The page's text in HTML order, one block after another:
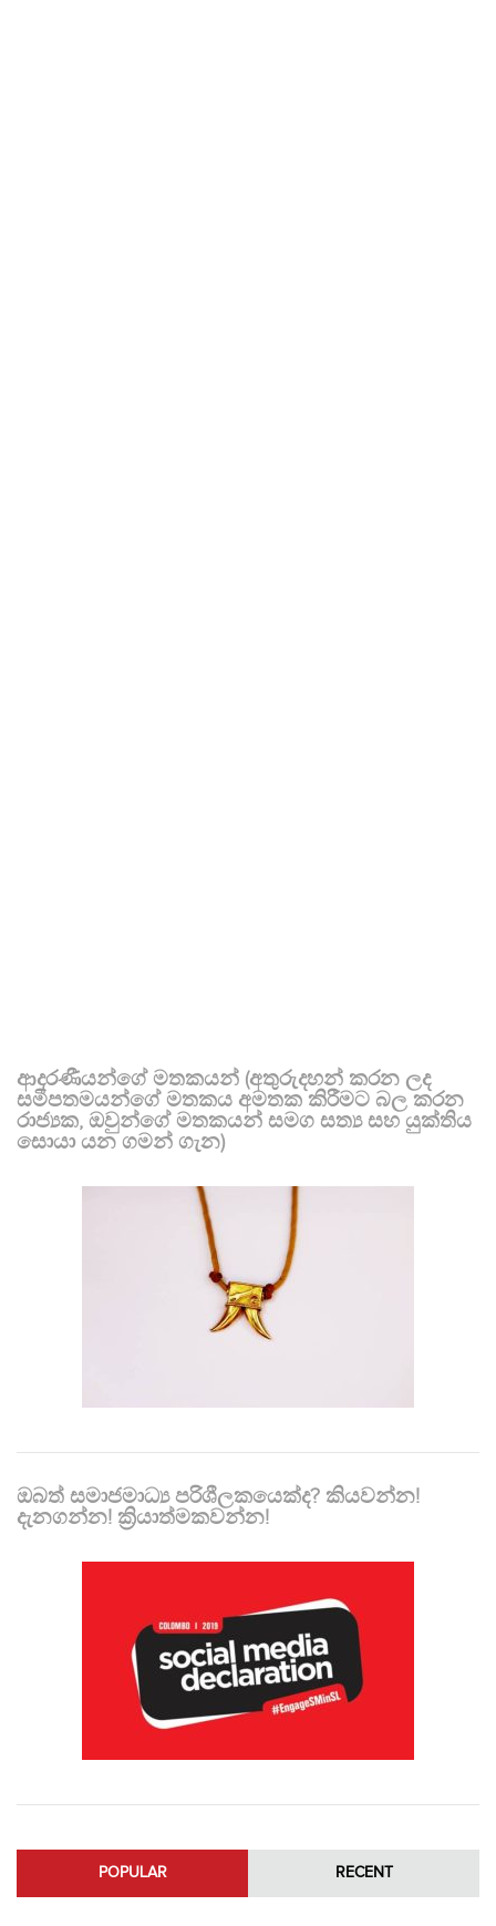
ආදරණීයන්ගේ මතකයන් (අතුරුදහන් කරන ලද
සමීපතමයන්ගේ මතකය අමතක කිරීමට බල කරන
රාජ්‍යක, ඔවුන්ගේ මතකයන් සමග සත්‍ය සහ යුක්තිය
සොයා යන ගමන් ගැන)
ඔබත් සමාජමාධ්‍ය පරිශීලකයෙක්ද? කියවන්න!
දැනගන්න! ක්‍රියාත්මකවන්න!
POPULAR RECENT